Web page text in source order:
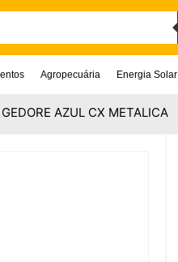
Agropecuária Energia Solar
AZUL CX METALICA